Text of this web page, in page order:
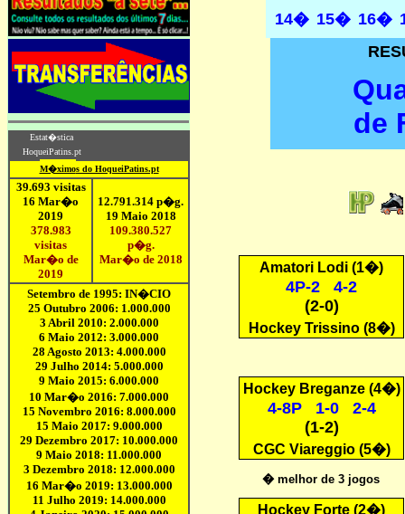
14� 15� 16�
de
Amatori Lodi (1�)
4P-2 4-2
(2-0)
Hockey Trissino(8�)
Hockey Breganze (4�)
4-8P 1-0 2-4
(1-2)
CGC Viareggio (5�)
� melhor de 3 jogos
Hockey Forte (2�)